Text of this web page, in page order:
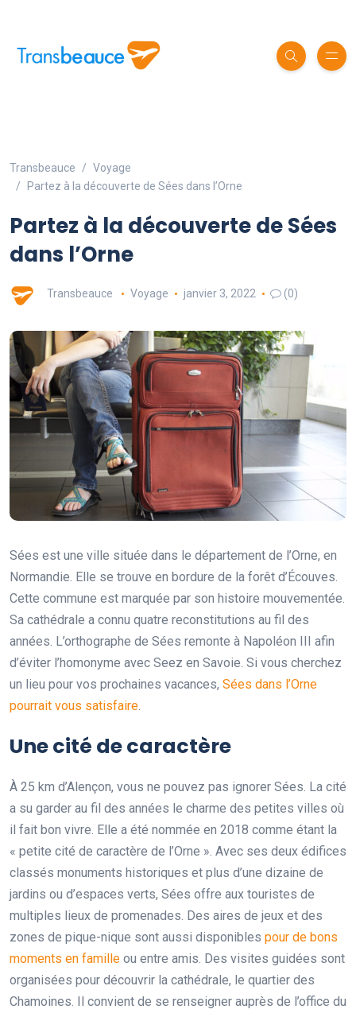
Transbeauce
Voyage
Partez à la découverte de Sées dans l’Orne
Partez à la découverte de Sées
dans l’Orne
Transbeauce Voyage janvier 3, 2022 (0)
Sées est une ville située dans le département de l’Orne, en
Normandie. Elle se trouve en bordure de la forêt d’Écouves.
Cette commune est marquée par son histoire mouvementée.
Sa cathédrale a connu quatre reconstitutions au fil des
années. L’orthographe de Sées remonte à Napoléon III afin
d’éviter l’homonyme avec Seez en Savoie. Si vous cherchez
un lieu pour vos prochaines vacances, Sées dans l’Orne
pourrait vous satisfaire.
Une cité de caractère
À 25 km d’Alençon, vous ne pouvez pas ignorer Sées. La cité
a su garder au fil des années le charme des petites villes où
il fait bon vivre. Elle a été nommée en 2018 comme étant la
« petite cité de caractère de l’Orne ». Avec ses deux édifices
classés monuments historiques et plus d’une dizaine de
jardins ou d’espaces verts, Sées offre aux touristes de
multiples lieux de promenades. Des aires de jeux et des
zones de pique-nique sont aussi disponibles pour de bons
moments en famille ou entre amis. Des visites guidées sont
organisées pour découvrir la cathédrale, le quartier des
Chamoines. Il convient de se renseigner auprès de l’office du